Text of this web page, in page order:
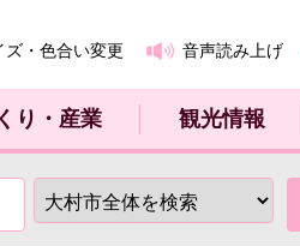
ズ・色合い変更 音声読み上げ
り・産業 観光情報